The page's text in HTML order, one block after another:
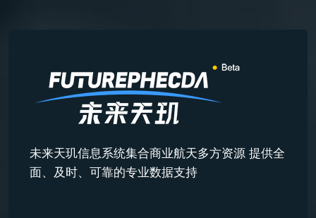
未来天玑信息系统集合商业航天多方资源 提供全
面、及时、可靠的专业数据支持